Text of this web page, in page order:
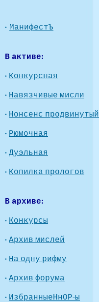
· МанифестЪ
В активе:
· Конкурсная
· Навязчивые мисли
· Нонсенс продвинутый
· Рюмочная
·Дуэльная
· Копилка прологов
В архиве:
· Конкурсы
·Архив мислей
· На одну рифму
·Архив форума
· ИзбранныеНнОР-ы